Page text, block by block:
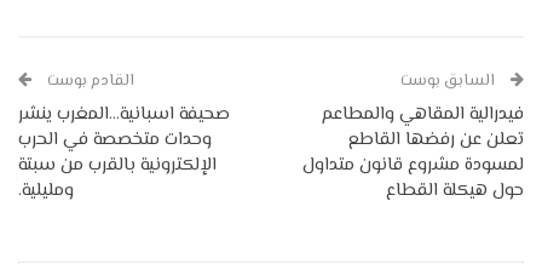
السابق بوست
فيدرالية المقاهي والمطاعم
تعلن عن رفضها القاطع
لمسودة مشروع قانون متداول
حول هيكلة القطاع
القادم بوست
صحيفة اسبانية…المغرب ينشر
وحدات متخصصة في الحرب
الإلكترونية بالقرب من سبتة
ومليلية.